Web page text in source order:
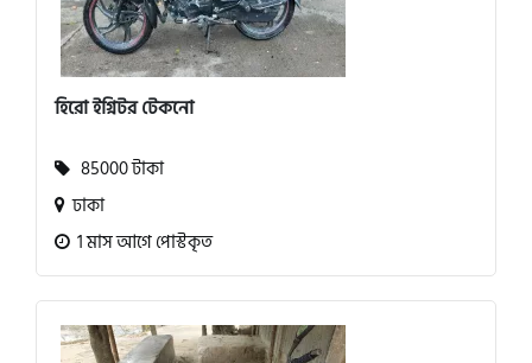
হিরো ইগ্নিটর টেকনো
85000 টাকা
ঢাকা
1 মাস আগে পোস্টকৃত